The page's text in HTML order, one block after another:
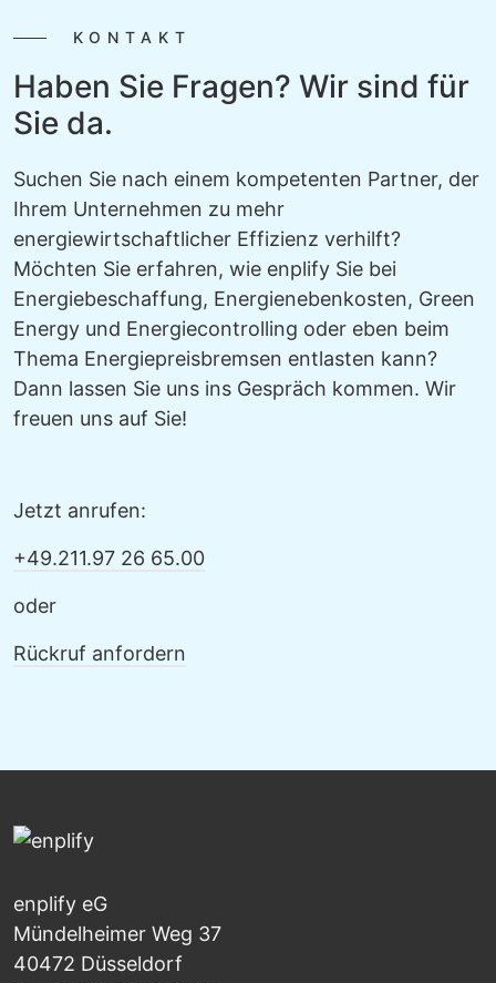
KONTAKT
Haben Sie Fragen? Wir sind für
Sie da.
Suchen Sie nach einem kompetenten Partner, der
Ihrem Unternehmen zu mehr
energiewirtschaftlicher Effizienz verhilft?
Möchten Sie erfahren, wie enplify Sie bei
Energiebeschaffung, Energienebenkosten, Green
Energy und Energiecontrolling oder eben beim
Thema Energiepreisbremsen entlasten kann?
Dann lassen Sie uns ins Gespräch kommen. Wir
freuen uns auf Sie!
Jetzt anrufen:
+49.211.97 26 65.00
oder
Rückruf anfordern
enplify eG
Mündelheimer Weg 37
40472 Düsseldorf